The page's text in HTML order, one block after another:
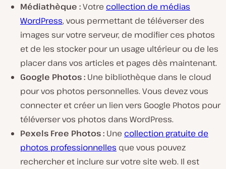
Médiathèque :Votre collection de médias
WordPress, vous permettant de téléverser des
images sur votre serveur, de modifier ces photos
et de les stocker pour un usage ultérieur ou de les
placer dans vos articles et pages dès maintenant.
Google Photos : Une bibliothèque dans le cloud
pour vos photos personnelles. Vous devez vous
connecter et créer un lien vers Google Photos pour
téléverser vos photos dans WordPress.
Pexels Free Photos : Une collection gratuite de
photos professionnelles que vous pouvez
rechercher et inclure sur votre site web. Il est